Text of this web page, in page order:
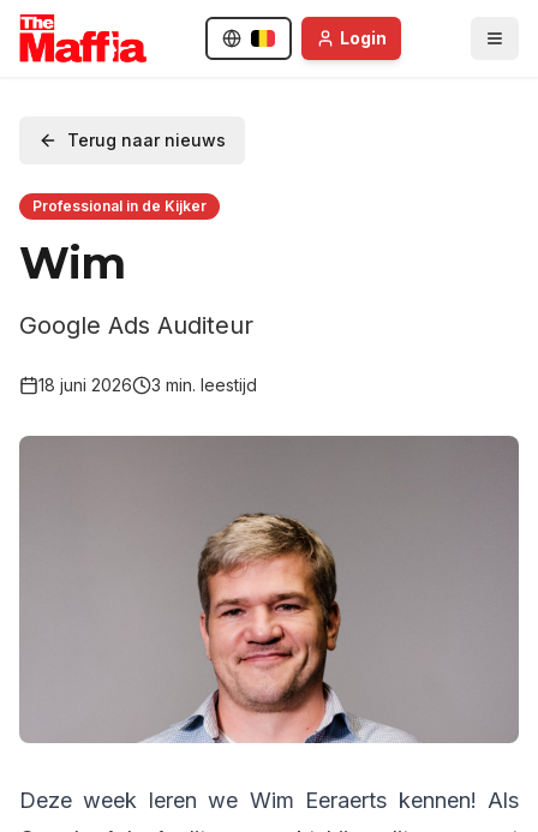
Login
Terug naar nieuws
Professional in de Kijker
Wim
Google Ads Auditeur
18 juni 2026 3 min. leestijd
Deze week leren we Wim Eeraerts kennen! Als